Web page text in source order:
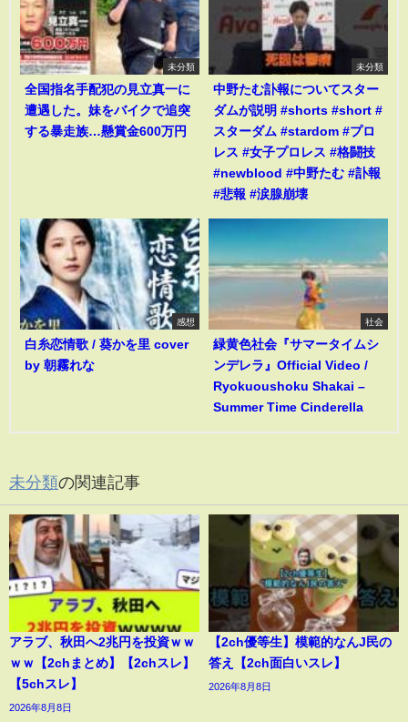
未分類
全国指名手配犯の見立真一に
遭遇した。妹をバイクで追突
する暴走族…懸賞金600万円
未分類
中野たむ訃報についてスター
ダムが説明 #shorts #short #
スターダム #stardom #プロ
レス #女子プロレス #格闘技
#newblood #中野たむ #訃報
#悲報 #涙腺崩壊
感想
白糸恋情歌 / 葵かを里 cover
by 朝霧れな
社会
緑黄色社会『サマータイムシ
ンデレラ』Official Video /
Ryokuoushoku Shakai –
Summer Time Cinderella
未分類の関連記事
アラブ、秋田へ2兆円を投資ｗｗ
ｗｗ【2chまとめ】【2chスレ】
【5chスレ】
2026年8月8日
【2ch優等生】模範的なんJ民の
答え【2ch面白いスレ】
2026年8月8日